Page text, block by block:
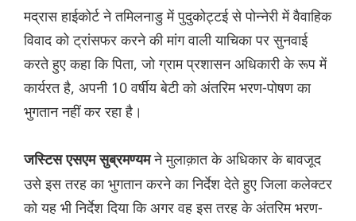
मद्रास हाईकोर्ट ने तमिलनाडु में पुदुकोट्टई से पोन्नेरी में वैवाहिक
विवाद को ट्रांसफर करने की मांग वाली याचिका पर सुनवाई
करते हुए कहा कि पिता, जो ग्राम प्रशासन अधिकारी के रूप में
कार्यरत है, अपनी 10 वर्षीय बेटी को अंतरिम भरण-पोषण का
भुगतान नहीं कर रहा है।
जस्टिस एसएम सुब्रमण्यमने मुलाक़ात के अधिकार के बावजूद
उसे इस तरह का भुगतान करने का निर्देश देते हुए जिला कलेक्टर
को यह भी निर्देश दिया कि अगर वह इस तरह के अंतरिम भरण-